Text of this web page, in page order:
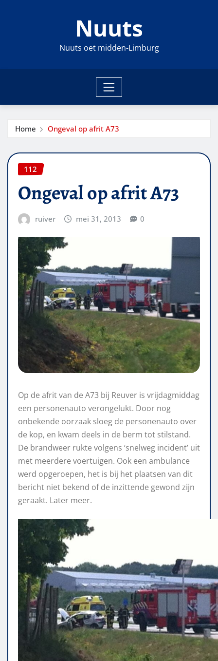
Nuuts
Nuuts oet midden-Limburg
Home Ongeval op afrit A73
112
Ongeval op afrit A73
ruiver mei 31, 2013 0
Op de afrit van de A73 bij Reuver is vrijdagmiddag
een personenauto verongelukt. Door nog
onbekende oorzaak sloeg de personenauto over
de kop, en kwam deels in de berm tot stilstand.
De brandweer rukte volgens ‘snelweg incident’ uit
met meerdere voertuigen. Ook een ambulance
werd opgeroepen, het is bij het plaatsen van dit
bericht niet bekend of de inzittende gewond zijn
geraakt. Later meer.